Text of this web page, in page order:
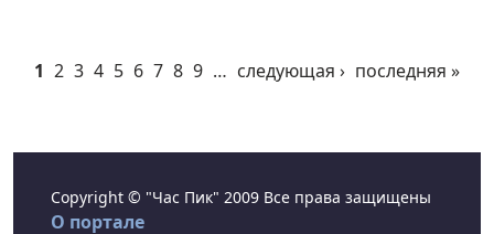
1 2 3 4 5 6 7 8 9 … следующая › последняя »
Copyright © "Час Пик" 2009 Все права защищены
О портале